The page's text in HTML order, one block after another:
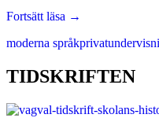
Fortsätt läsa Standardiseringen
1800-
läroverk
→
moderna språk
TIDSKRIFTEN